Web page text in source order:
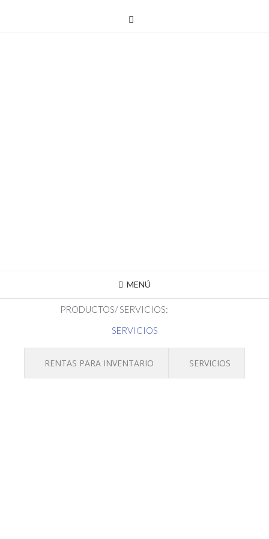
MENÚ
PRODUCTOS/ SERVICIOS:
SERVICIOS
RENTAS PARA INVENTARIO SERVICIOS